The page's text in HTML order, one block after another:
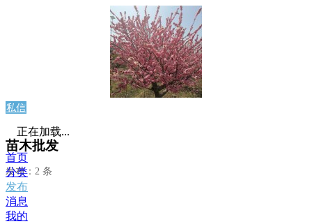
私信
苗木批发
发布：2 条
正在加载...
首页
分类
发布
消息
我的